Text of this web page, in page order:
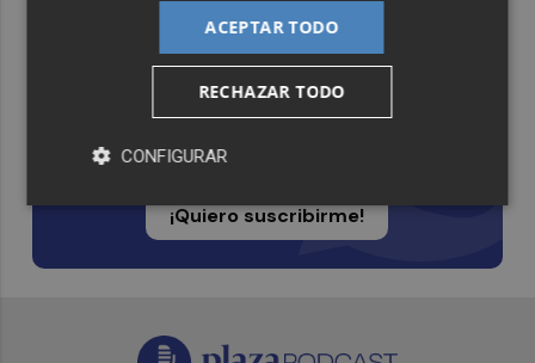
Lo Más Escuchado
Suscríbete al canal de
¡Quiero suscribirme!
ACEPTAR TODO
RECHAZAR TODO
CONFIGURAR